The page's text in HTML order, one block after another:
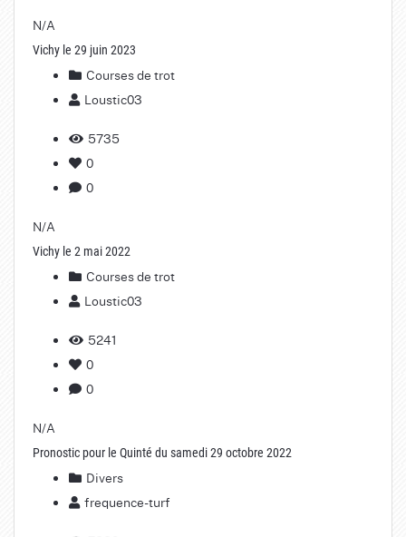
N/A
Vichy le 29 juin 2023
Courses de trot
Loustic03
5735
0
0
N/A
Vichy le 2 mai 2022
Courses de trot
Loustic03
5241
0
0
N/A
Pronostic pour le Quinté du samedi 29 octobre 2022
Divers
frequence-turf